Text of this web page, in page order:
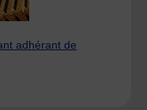
adhérant de